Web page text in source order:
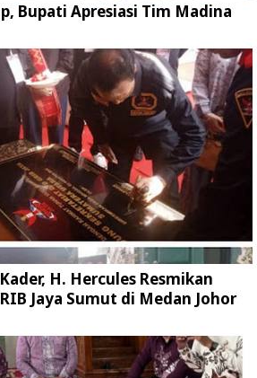
Bupati Apresiasi Tim Madina
H. Hercules Resmikan
Jaya Sumut di Medan Johor